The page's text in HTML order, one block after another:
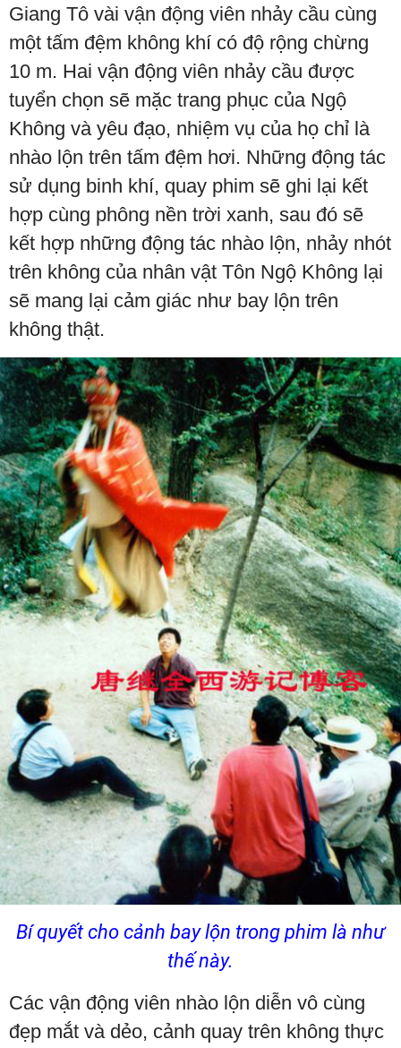
Giang Tô vài vận động viên nhảy cầu cùng
một tấm đệm không khí có độ rộng chừng
10 m. Hai vận động viên nhảy cầu được
tuyển chọn sẽ mặc trang phục của Ngộ
Không và yêu đạo, nhiệm vụ của họ chỉ là
nhào lộn trên tấm đệm hơi. Những động tác
sử dụng binh khí, quay phim sẽ ghi lại kết
hợp cùng phông nền trời xanh, sau đó sẽ
kết hợp những động tác nhào lộn, nhảy nhót
trên không của nhân vật Tôn Ngộ Không lại
sẽ mang lại cảm giác như bay lộn trên
không thật.
Bí quyết cho cảnh bay lộn trong phim là như
thế này.
Các vận động viên nhào lộn diễn vô cùng
đẹp mắt và dẻo, cảnh quay trên không thực